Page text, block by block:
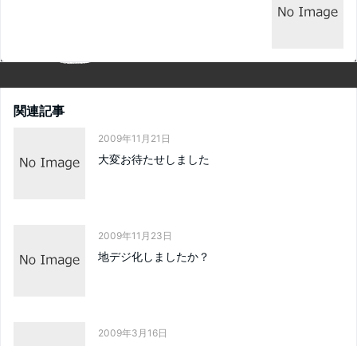
関連記事
2009年11月21日
大変お待たせしました
2009年11月23日
地デジ化しましたか？
2009年3月16日